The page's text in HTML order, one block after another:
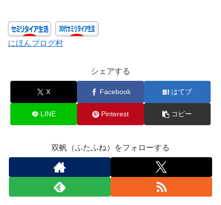
にほんブログ村
シェアする
X Facebook はてブ
LINE Pinterest コピー
双帆（ふたふね）をフォローする